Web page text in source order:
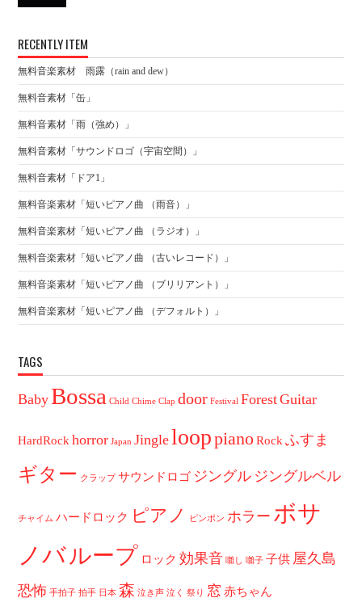
RECENTLY ITEM
無料音楽素材 雨露（rain and dew）
無料音素材「缶」
無料音素材「雨（強め）」
無料音素材「サウンドロゴ（宇宙空間）」
無料音素材「ドア1」
無料音楽素材「短いピアノ曲 （雨音）」
無料音楽素材「短いピアノ曲 （ラジオ）」
無料音楽素材「短いピアノ曲 （古いレコード）」
無料音楽素材「短いピアノ曲 （ブリリアント）」
無料音楽素材「短いピアノ曲 （デフォルト）」
TAGS
BabyBossa Child Chime Clap door Festival ForestGuitar
HardRock horror Japan Jinglelooppiano Rock ふすま
ギター クラップ サウンドロゴ ジングル ジングルベル
チャイム ハードロック ピアノ ピンポン ホラー ボサ
ノバループ ロック 効果音 囃し 囃子 子供 屋久島
恐怖 手拍子 拍手 日本 森 泣き声 泣く 祭り 窓 赤ちゃん